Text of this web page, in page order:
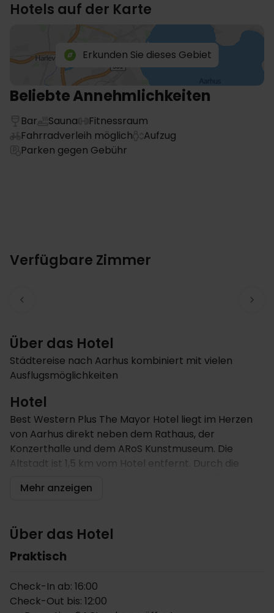
Hotels auf der Karte
Erkunden Sie dieses Gebiet
Beliebte Annehmlichkeiten
Bar Sauna
Fitnessraum
Fahrradverleih möglich
Aufzug
Parken gegen Gebühr
Verfügbare Zimmer
Über das Hotel
Städtereise nach Aarhus kombiniert mit vielen
Ausflugsmöglichkeiten
Hotel
Best Western Plus The Mayor Hotel liegt im Herzen
von Aarhus direkt neben dem Rathaus, der
Konzerthalle und dem ARoS Kunstmuseum. Die
Altstadt ist 1,5 km vom Hotel entfernt. Durch die
Stadt ist es nur ein kurzer Spaziergang. Ein
und die vielen umliegenden Sehenswürdigkeiten und
Attraktionen Ostjütlands zu erkunden.
abwechslungsreichen Frühstücksbuffet für einen
perfekten Start in den Tag. Das Hotel ist mit einem
Mehr anzeigen
Über das Hotel
Praktisch
Check-In ab: 16:00
Check-Out bis: 12:00